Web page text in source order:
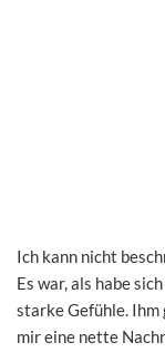
Ich kann nicht
Es war, als habe
starke Gefühle. Ihm
mir eine nette